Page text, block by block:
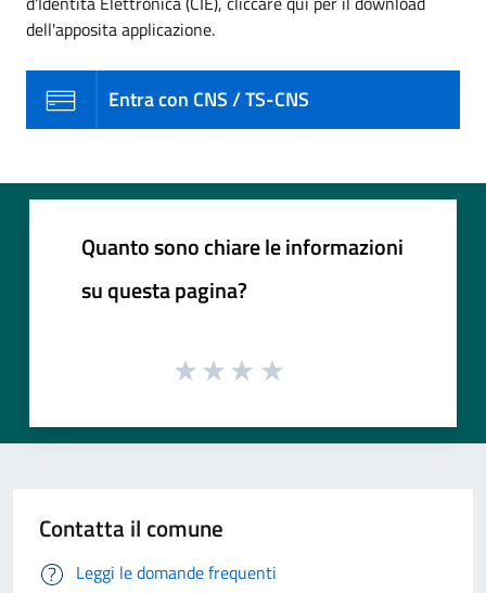
dell'apposita applicazione.
Entra con CNS / TS-CNS
Quanto sono chiare le informazioni
su questa pagina?
Contatta il comune
Leggi le domande frequenti